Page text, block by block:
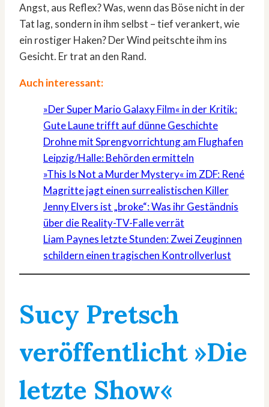
Angst, aus Reflex? Was, wenn das Böse nicht in der
Tat lag, sondern in ihm selbst – tief verankert, wie
ein rostiger Haken? Der Wind peitschte ihm ins
Gesicht. Er trat an den Rand.
Auch interessant:
»Der Super Mario Galaxy Film« in der Kritik:
Gute Laune trifft auf dünne Geschichte
Drohne mit Sprengvorrichtung am Flughafen
Leipzig/Halle: Behörden ermitteln
»This Is Not a Murder Mystery« im ZDF: René
Magritte jagt einen surrealistischen Killer
Jenny Elvers ist „broke“: Was ihr Geständnis
über die Reality-TV-Falle verrät
Liam Paynes letzte Stunden: Zwei Zeuginnen
schildern einen tragischen Kontrollverlust
Sucy Pretsch
veröffentlicht »Die
letzte Show«